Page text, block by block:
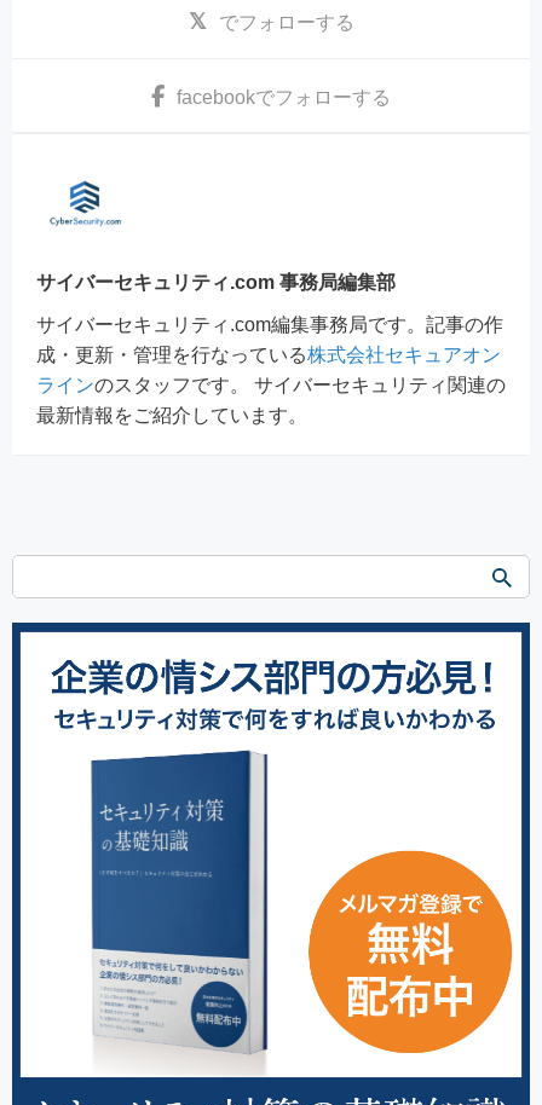
でフォローする
facebookでフォローする
サイバーセキュリティ.com 事務局編集部
サイバーセキュリティ.com編集事務局です。記事の作
成・更新・管理を行なっている株式会社セキュアオン
ラインのスタッフです。 サイバーセキュリティ関連の
最新情報をご紹介しています。